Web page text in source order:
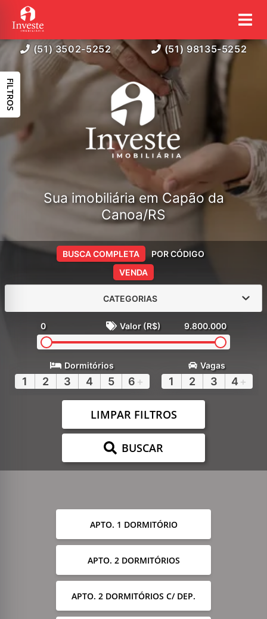
(51) 3502-5252 (51) 98135-5252
Sua imobiliária em Capão da
Canoa/RS
VENDA
BUSCA COMPLETA POR CÓDIGO
CATEGORIAS
0 Valor (R$) 9.800.000
Dormitórios
1 2 3 4 5 6 +
Vagas
1 2 3 4 +
LIMPAR FILTROS
BUSCAR
APTO. 1 DORMITÓRIO
APTO. 2 DORMITÓRIOS
APTO. 2 DORMITÓRIOS C/ DEP.
FILTROS